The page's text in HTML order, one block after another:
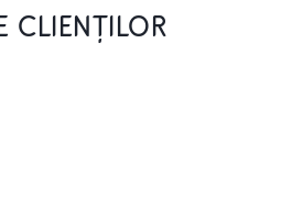
CLIENȚILOR